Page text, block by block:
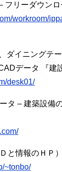
フリーダウンロ
workroom/
ダイニングテ
データ 『建
desk01/
タ – 建築設備
と情報のＨＰ）
~tonbo/